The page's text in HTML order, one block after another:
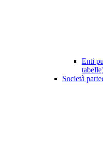
Enti
Società